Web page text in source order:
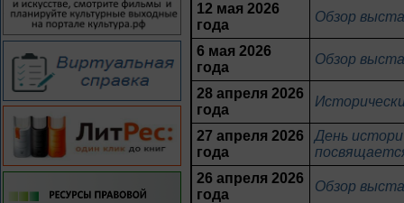
12 мая 2026
года
Обзор
6 мая 2026
года
Обзор
28 апреля 2026
года
27 апреля 2026
года
День
26 апреля 2026
года
Обзор